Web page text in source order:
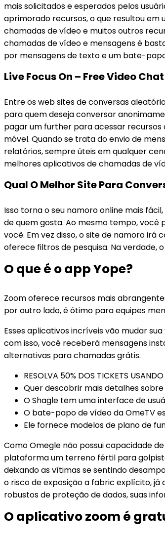
mais solicitados e esperados pelos
aprimorado recursos, o que resultou em
chamadas de vídeo e muitos outros
chamadas de vídeo e mensagens é
por mensagens de texto e um bate-
Live Focus On – Free Video Chat
Entre os web sites de conversas
para quem deseja conversar
pagar um further para acessar
móvel. Quando se trata do envio de
relatórios, sempre úteis em qualquer
melhores aplicativos de chamadas de
Qual O Melhor Site Para
Isso torna o seu namoro online mais
de quem gosta. Ao mesmo tempo, você
você. Em vez disso, o site de namoro
oferece filtros de pesquisa. Na verdade,
O que é o app Yope?
Zoom oferece recursos mais
por outro lado, é ótimo para equipes
Esses aplicativos incríveis vão mudar
com isso, você receberá mensagens
alternativas para chamadas grátis.
RESOLVA 50% DOS TICKETS
Quer descobrir mais detalhes
O Shagle tem uma interface de
O bate-papo de vídeo da OmeTV
Ele fornece modelos de plano de
Como Omegle não possui capacidade
plataforma um terreno fértil para
deixando as vítimas se sentindo
o risco de exposição a fabric explícito,
robustos de proteção de dados, suas
O aplicativo zoom é